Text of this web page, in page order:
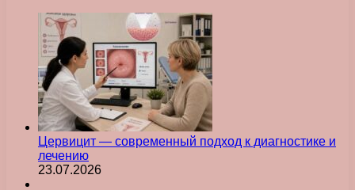
Цервицит — современный подход к диагностике и
лечению
23.07.2026